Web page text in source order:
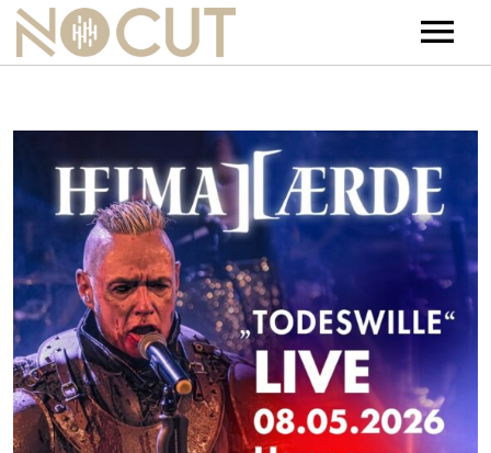
Artists – Filters
Releases
Events
News
Team
Contact
Jobs